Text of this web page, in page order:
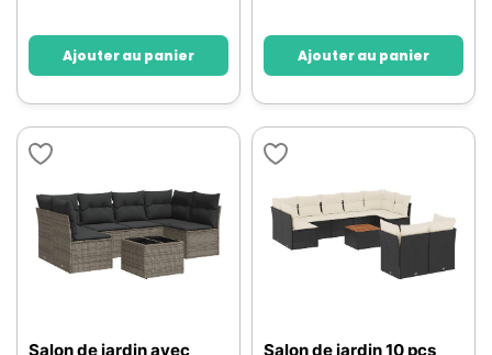
Ajouter au panier Ajouter au panier
Salon de jardin avec
Salon de jardin 10 pcs